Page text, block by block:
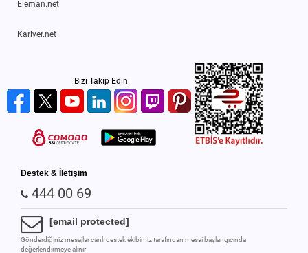
Eleman.net
Kariyer.net
Bizi Takip Edin
Destek & İletişim
444 00 69
[email protected]
Gönderdiğiniz mesajlar canlı destek ekibimiz tarafından mesai başlangıcında
değerlendirmeye alınır